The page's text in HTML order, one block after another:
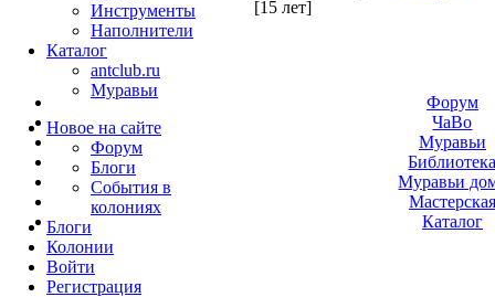
[15 лет]
Инструменты
Наполнители
Каталог
antclub.ru
Муравьи
Новое на сайте
Форум
Блоги
События в
колониях
Блоги
Колонии
Войти
Peгиcтpaция
Форум
ЧаВо
Муравьи
Муравьи
Мастерская
Каталог